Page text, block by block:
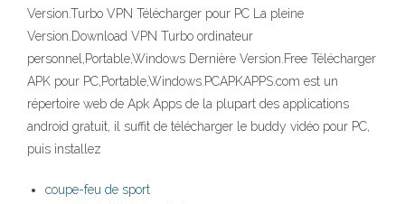
Version.Turbo VPN Télécharger pour PC La pleine
Version.Download VPN Turbo ordinateur
personnel,Portable,Windows Dernière Version.Free Télécharger
APK pour PC,Portable,Windows.PCAPKAPPS.com est un
répertoire web de Apk Apps de la plupart des applications
android gratuit, il suffit de télécharger le buddy vidéo pour PC,
puis installez
coupe-feu de sport